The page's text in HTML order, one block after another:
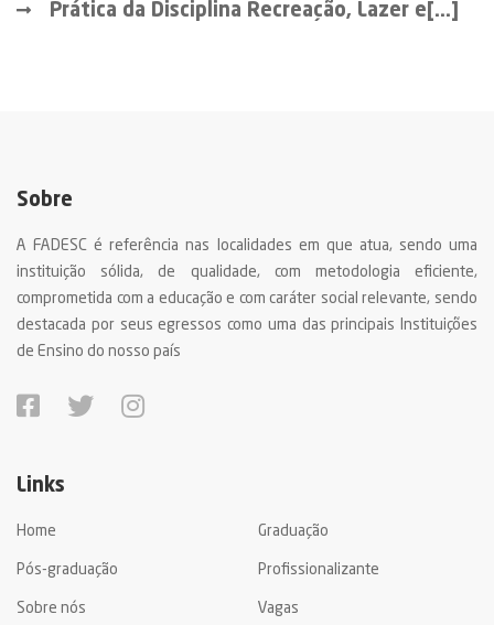
Prática da Disciplina Recreação, Lazer e[...]
Sobre
A FADESC é referência nas localidades em que atua, sendo uma
instituição sólida, de qualidade, com metodologia eficiente,
comprometida com a educação e com caráter social relevante, sendo
destacada por seus egressos como uma das principais Instituições
de Ensino do nosso país
Links
Home Graduação
Pós-graduação Profissionalizante
Sobre nós Vagas